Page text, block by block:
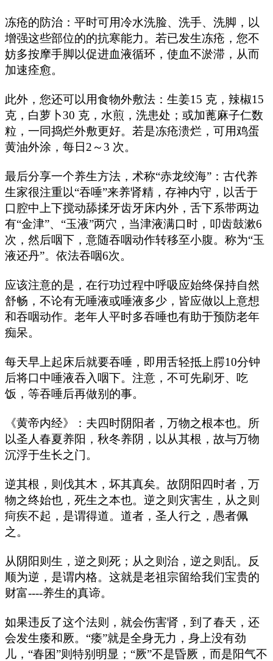
冻疮的防治：平时可用冷水洗脸、洗手、洗脚，以
增强这些部位的的抗寒能力。若已发生冻疮，您不
妨多按摩手脚以促进血液循环，使血不淤滞，从而
加速痊愈。
此外，您还可以用食物外敷法：生姜15 克，辣椒15
克，白萝卜30 克，水煎，洗患处；或加蓖麻子仁数
粒，一同捣烂外敷更好。若是冻疮溃烂，可用鸡蛋
黄油外涂，每日2～3 次。
最后分享一个养生方法，术称“赤龙绞海”：古代养
生家很注重以“吞唾”来养肾精，存神内守，以舌于
口腔中上下搅动舔揉牙齿牙床内外，舌下系带两边
有“金津”、“玉液”两穴，当津液满口时，叩齿鼓漱6
次，然后咽下，意随吞咽动作转移至小腹。称为“玉
液还丹”。依法吞咽6次。
应该注意的是，在行功过程中呼吸应始终保持自然
舒畅，不论有无唾液或唾液多少，皆应做以上意想
和吞咽动作。老年人平时多吞唾也有助于预防老年
痴呆。
每天早上起床后就要吞唾，即用舌轻抵上腭10分钟
后将口中唾液吞入咽下。注意，不可先刷牙、吃
饭，等吞唾后再做别的事。
《黄帝内经》：夫四时阴阳者，万物之根本也。所
以圣人春夏养阳，秋冬养阴，以从其根，故与万物
沉浮于生长之门。
逆其根，则伐其木，坏其真矣。故阴阳四时者，万
物之终始也，死生之本也。逆之则灾害生，从之则
疴疾不起，是谓得道。道者，圣人行之，愚者佩
之。
从阴阳则生，逆之则死；从之则治，逆之则乱。反
顺为逆，是谓内格。这就是老祖宗留给我们宝贵的
财富----养生的真谛。
如果违反了这个法则，就会伤害肾，到了春天，还
会发生痿和厥。“痿”就是全身无力，身上没有劲
儿，“春困”则特别明显；“厥”不是昏厥，而是阳气不